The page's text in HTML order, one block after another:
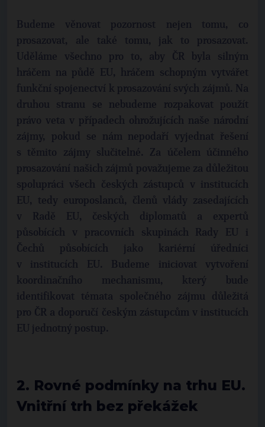
Budeme věnovat pozornost nejen tomu, co
prosazovat, ale také tomu, jak to prosazovat.
Uděláme všechno pro to, aby ČR byla silným
hráčem na půdě EU, hráčem schopným vytvářet
funkční spojenectví k prosazování svých zájmů. Na
druhou stranu se nebudeme rozpakovat použít
právo veta v případech ohrožujících naše národní
zájmy, pokud se nám nepodaří vyjednat řešení
s těmito zájmy slučitelné. Za účelem účinného
prosazování našich zájmů považujeme za důležitou
spolupráci všech českých zástupců v institucích
EU, tedy europoslanců, členů vlády zasedajících
v Radě EU, českých diplomatů a expertů
působících v pracovních skupinách Rady EU i
Čechů působících jako kariérní úředníci
v institucích EU. Budeme iniciovat vytvoření
koordinačního mechanismu, který bude
identifikovat témata společného zájmu důležitá
pro ČR a doporučí českým zástupcům v institucích
EU jednotný postup.
2. Rovné podmínky na trhu EU.
Vnitřní trh bez překážek